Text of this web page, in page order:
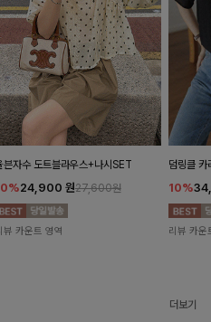
븐자수 도트블라우스+나시SET
24,900 원27,600원
뷰 카운트 영역
덤링클 카
10%
리뷰 카운
더보기